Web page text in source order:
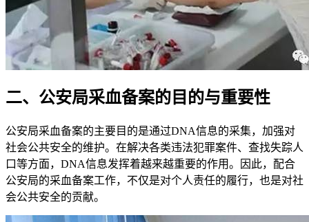
二、公安局采血备案的目的与重要性
公安局采血备案的主要目的是通过DNA信息的采集，加强对
社会公共安全的维护。在解决各类违法犯罪案件、查找失踪人
口等方面，DNA信息发挥着越来越重要的作用。因此，配合
公安局的采血备案工作，不仅是对个人责任的履行，也是对社
会公共安全的贡献。